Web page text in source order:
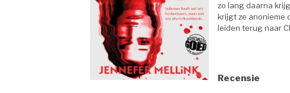
zo lang daarna
krijgt ze anonieme
leiden terug naar
Recensie